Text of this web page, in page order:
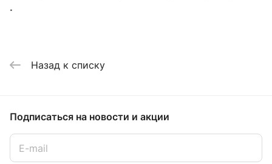
.
Назад к списку
Подписаться на новости и акции